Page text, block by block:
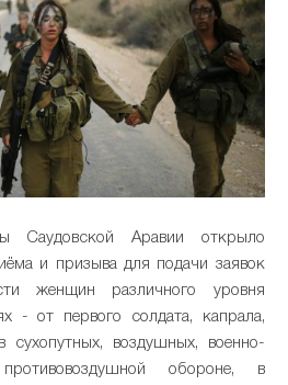
Саудовской Аравии открыло
и призыва для подачи заявок
женщин различного уровня
- от первого солдата, капрала,
сухопутных, воздушных, военно-
обороне, в